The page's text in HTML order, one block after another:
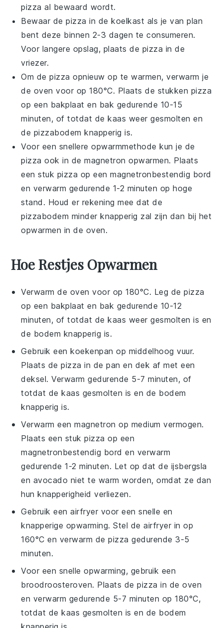
pizza al bewaard wordt.
Bewaar depizza in de koelkast als je van plan
bent deze binnen 2-3 dagen te consumeren.
Voor langere opslag, plaats de pizza in de
vriezer.
Om depizza opnieuw op te warmen, verwarm je
de oven voor op 180°C. Plaats de stukken pizza
op een bakplaat en bak gedurende 10-15
minuten, of totdat dekaas weer gesmolten en
de pizzabodem knapperig is.
Voor een snellere opwarmmethode kun je de
pizza ook in de magnetron opwarmen. Plaats
een stuk pizza op een magnetronbestendig bord
en verwarm gedurende 1-2 minuten op hoge
stand. Houd er rekening mee dat de
pizzabodem minder knapperig zal zijn dan bij het
opwarmen in de oven.
Hoe Restjes Opwarmen
Verwarm de oven voor op 180°C. Leg depizza
op een bakplaat en bak gedurende 10-12
minuten, of totdat dekaas weer gesmolten is en
de bodem knapperig is.
Gebruik een koekenpan op middelhoog vuur.
Plaats depizza in de pan en dek af met een
deksel. Verwarm gedurende 5-7 minuten, of
totdat dekaas gesmolten is en de bodem
knapperig is.
Verwarm een magnetron op medium vermogen.
Plaats een stukpizza op een
magnetronbestendig bord en verwarm
gedurende 1-2 minuten. Let op dat de ijsbergsla
en avocado niet te warm worden, omdat ze dan
hun knapperigheid verliezen.
Gebruik een airfryer voor een snelle en
knapperige opwarming. Stel de airfryer in op
160°C en verwarm depizza gedurende 3-5
minuten.
Voor een snelle opwarming, gebruik een
broodroosteroven. Plaats depizza in de oven
en verwarm gedurende 5-7 minuten op 180°C,
totdat dekaas gesmolten is en de bodem